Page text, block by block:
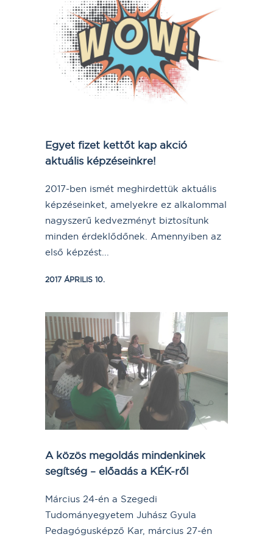
Egyet fizet kettőt kap akció
aktuális képzéseinkre!
2017-ben ismét meghirdettük aktuális
képzéseinket, amelyekre ez alkalommal
nagyszerű kedvezményt biztosítunk
minden érdeklődőnek. Amennyiben az
első képzést...
2017 ÁPRILIS 10.
A közös megoldás mindenkinek
segítség – előadás a KÉK-ről
Március 24-én a Szegedi
Tudományegyetem Juhász Gyula
Pedagógusképző Kar, március 27-én